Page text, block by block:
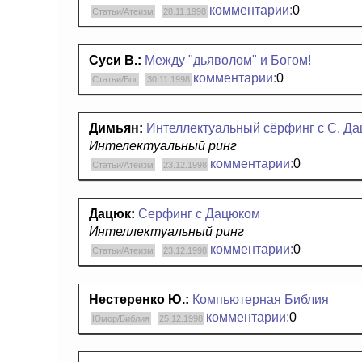
Статьи/Атеизм 28.11.1998 комментарии:0
Суси В.: Между "дьяволом" и Богом!
Статьи/Бог 30.11.1998 комментарии:0
Димьян: Интеллектуальный сёрфинг с С.
Интелектуальный ринг
Статьи/Атеизм 23.12.1998 комментарии:0
Дацюк: Серфинг с Дацюком
Интеллектуальный ринг
Статьи/Атеизм 23.12.1998 комментарии:0
Нестеренко Ю.: Компьютерная Библия
Юмор/Библия 25.12.1998 комментарии:0